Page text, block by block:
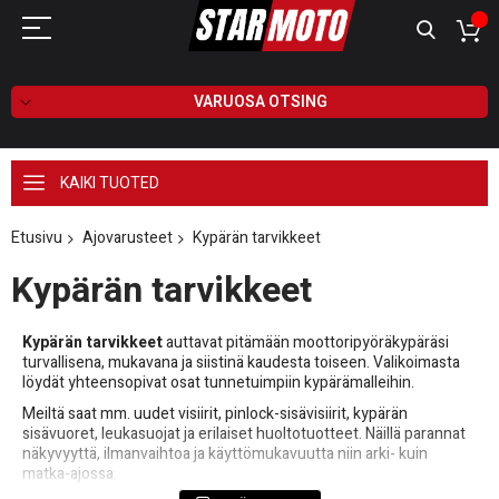
VARUOSA OTSING
KAIKI TUOTED
Etusivu Ajovarusteet Kypärän tarvikkeet
Kypärän tarvikkeet
Kypärän tarvikkeetauttavat pitämään moottoripyöräkypäräsi
turvallisena, mukavana ja siistinä kaudesta toiseen. Valikoimasta
löydät yhteensopivat osat tunnetuimpiin kypärämalleihin.
Meiltä saat mm. uudet visiirit, pinlock-sisävisiirit, kypärän
sisävuoret, leukasuojat ja erilaiset huoltotuotteet. Näillä parannat
näkyvyyttä, ilmanvaihtoa ja käyttömukavuutta niin arki- kuin
matka-ajossa.